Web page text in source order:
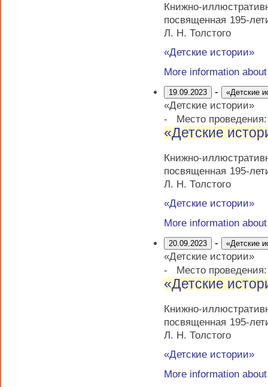
Книжно-
посвященная 195-
Л. Н. Толстого
«Детские истории»
More information
19.09.2023 - «Детские
«Детские истории»
-
Место
«Детские
Книжно-
посвященная 195-
Л. Н. Толстого
«Детские истории»
More information
20.09.2023 - «Детские
«Детские истории»
-
Место
«Детские
Книжно-
посвященная 195-
Л. Н. Толстого
«Детские истории»
More information